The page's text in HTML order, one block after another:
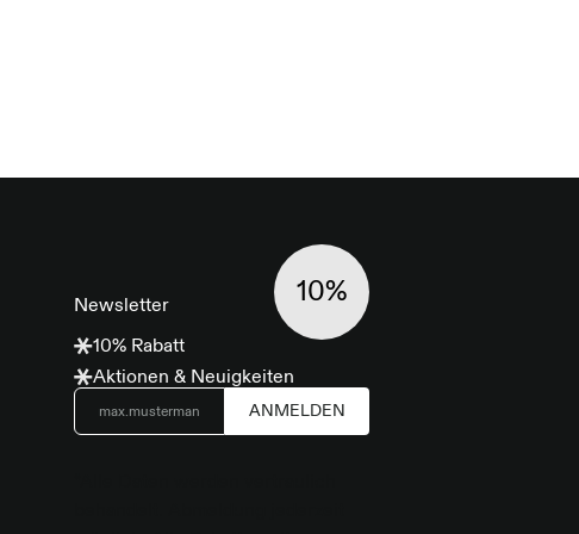
Newsletter
10% Rabatt
Aktionen & Neuigkeiten
ANMELDEN
10%